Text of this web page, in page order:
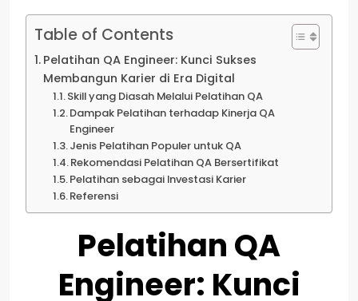
Table of Contents
Pelatihan QA Engineer: Kunci Sukses
Membangun Karier di Era Digital
Skill yang Diasah Melalui Pelatihan QA
Dampak Pelatihan terhadap Kinerja QA
Engineer
Jenis Pelatihan Populer untuk QA
Rekomendasi Pelatihan QA Bersertifikat
Pelatihan sebagai Investasi Karier
Referensi
Pelatihan QA
Engineer: Kunci